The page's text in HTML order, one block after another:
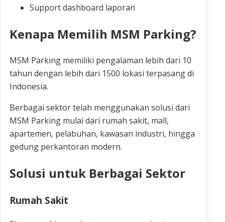
Support dashboard laporan
Kenapa Memilih MSM Parking?
MSM Parking memiliki pengalaman lebih dari 10
tahun dengan lebih dari 1500 lokasi terpasang di
Indonesia.
Berbagai sektor telah menggunakan solusi dari
MSM Parking mulai dari rumah sakit, mall,
apartemen, pelabuhan, kawasan industri, hingga
gedung perkantoran modern.
Solusi untuk Berbagai Sektor
Rumah Sakit